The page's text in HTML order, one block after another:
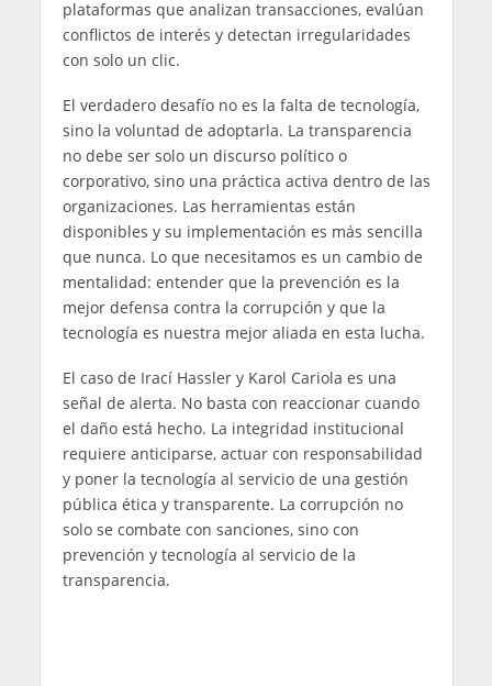
plataformas que analizan transacciones, evalúan
conflictos de interés y detectan irregularidades
con solo un clic.
El verdadero desafío no es la falta de tecnología,
sino la voluntad de adoptarla. La transparencia
no debe ser solo un discurso político o
corporativo, sino una práctica activa dentro de las
organizaciones. Las herramientas están
disponibles y su implementación es más sencilla
que nunca. Lo que necesitamos es un cambio de
mentalidad: entender que la prevención es la
mejor defensa contra la corrupción y que la
tecnología es nuestra mejor aliada en esta lucha.
El caso de Irací Hassler y Karol Cariola es una
señal de alerta. No basta con reaccionar cuando
el daño está hecho. La integridad institucional
requiere anticiparse, actuar con responsabilidad
y poner la tecnología al servicio de una gestión
pública ética y transparente. La corrupción no
solo se combate con sanciones, sino con
prevención y tecnología al servicio de la
transparencia.